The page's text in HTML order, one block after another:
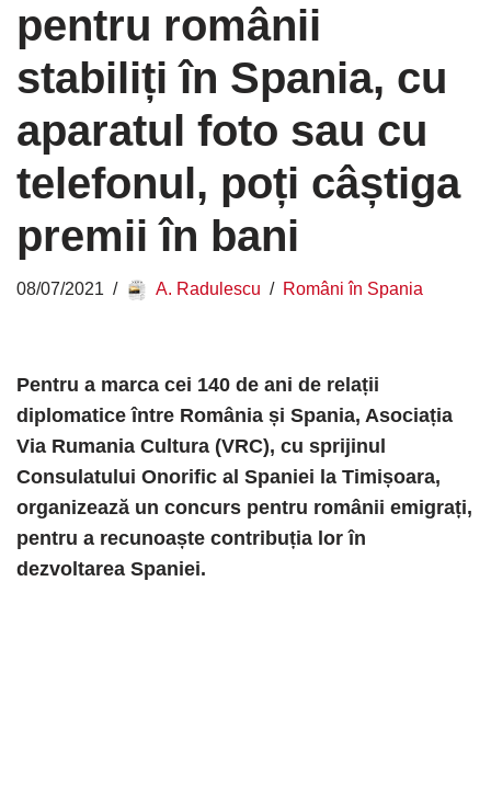
pentru românii
stabiliți în Spania, cu
aparatul foto sau cu
telefonul, poți câștiga
premii în bani
08/07/2021 A. Radulescu Români în Spania
Pentru a marca cei 140 de ani de relații
diplomatice între România și Spania, Asociația
Via Rumania Cultura (VRC), cu sprijinul
Consulatului Onorific al Spaniei la Timișoara,
organizează un concurs pentru românii emigrați,
pentru a recunoaște contribuția lor în
dezvoltarea Spaniei.